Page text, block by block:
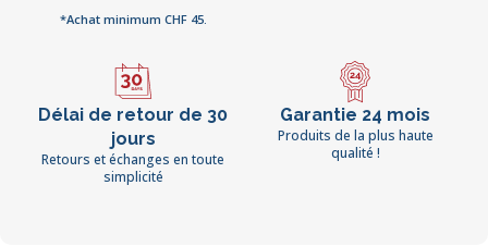
*Achat minimum CHF 45.
Délai de retour de 30
jours
Retours et échanges en toute
simplicité
Garantie 24 mois
Produits de la plus haute
qualité !